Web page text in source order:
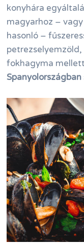
konyhára
magyarhoz –
hasonló –
fokhagyma mellett